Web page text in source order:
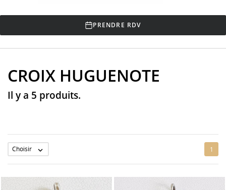
PRENDRE RDV
CROIX HUGUENOTE
Il y a 5 produits.
Choisir  1